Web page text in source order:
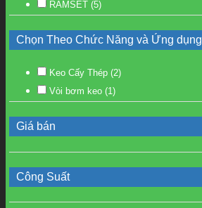
RAMSET (5)
Chọn Theo Chức Năng và Ứng dụng
Keo Cấy Thép (2)
Vòi bơm keo (1)
Giá bán
Công Suất